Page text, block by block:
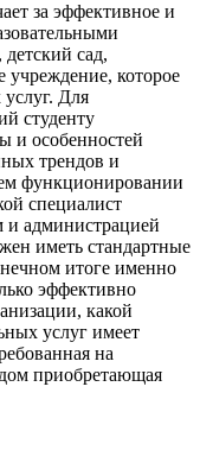
за эффективное и
сад,
учреждение, которое
услуг. Для
студенту
и особенностей
трендов и
функционировании
специалист
и администрацией
иметь стандартные
итоге именно
эффективно
какой
услуг имеет
на
приобретающая